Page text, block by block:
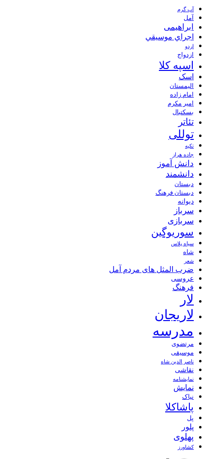
آب گرم
آمل
ابراهیمی
اجراي موسيقي
اردو
ازدواج
اسپه کلا
اسک
الیمستان
امام زاده
امیر مکرم
بسکتبال
تئاتر
توللی
تکیه
جاده هراز
دانش آموز
دانشمند
دبستان
دبستان فرهنگ
دیوانه
سرباز
سربازی
سوریوگین
سیاه پلاس
شاه
شعر
ضرب المثل های مردم آمل
عروسی
فرهنگ
لار
لاریجان
مدرسه
مرتضوی
موسیقی
ناصر الدین شاه
نقاشی
نمايشنامه
نمایش
نیاک
پاشاکلا
پل
پلور
پهلوی
کشاورز